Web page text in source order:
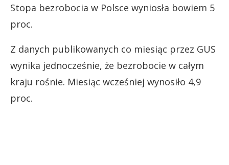
Stopa bezrobocia w Polsce wyniosła bowiem 5
proc.
Z danych publikowanych co miesiąc przez GUS
wynika jednocześnie, że bezrobocie w całym
kraju rośnie. Miesiąc wcześniej wynosiło 4,9
proc.